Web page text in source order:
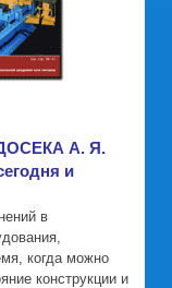
А. Я.
и
в
когда можно
конструкции и